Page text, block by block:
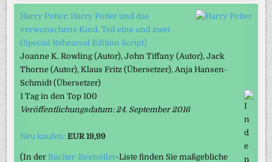
Harry Potter: Harry Potter und das
verwunschene Kind. Teil eins und zwei
(Special Rehearsal Edition Script)
Joanne K. Rowling(Autor), John Tiffany(Autor), Jack
Thorne(Autor), Klaus Fritz(Übersetzer), Anja Hansen-
Schmidt(Übersetzer)
1 Tag in den Top 100
Veröffentlichungsdatum: 24. September 2016
Neu kaufen:EUR 19,99
(In der Bücher-Bestseller-Liste finden Sie maßgebliche